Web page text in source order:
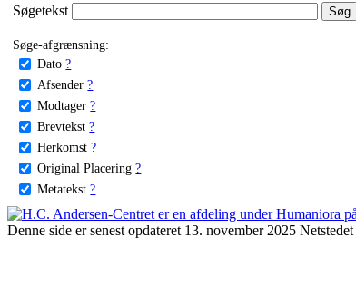
Søgetekst
Søge-afgrænsning:
Dato ?
Afsender ?
Modtager ?
Brevtekst ?
Herkomst ?
Original Placering ?
Metatekst ?
Denne side er senest opdateret 13. november 2025